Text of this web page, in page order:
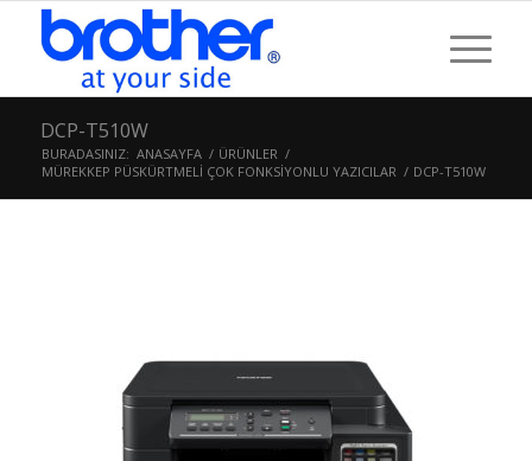
DCP-T510W
BURADASINIZ: ANASAYFA / ÜRÜNLER /
MÜREKKEP PÜSKÜRTMELİ ÇOK FONKSİYONLU YAZICILAR / DCP-T510W